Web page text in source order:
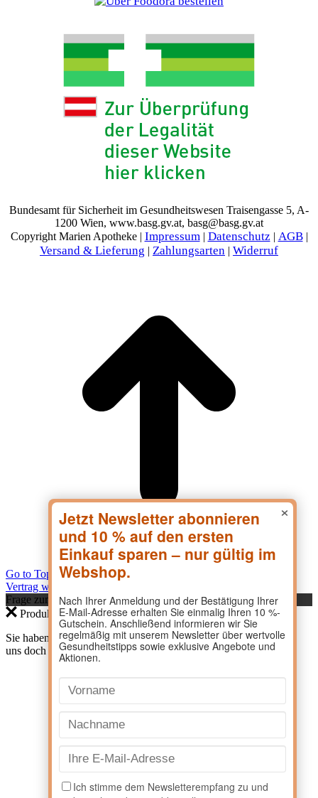
Bundesamt für Sicherheit im Gesundheitswesen Traisengasse 5, A-
1200 Wien, www.basg.gv.at, basg@basg.gv.at
Copyright Marien Apotheke | Impressum| Datenschutz | AGB|
Versand & Lieferung | Zahlungsarten | Widerruf
Go to Top
Vertrag widerrufen
Frage zum Produkt?
Produktanfrage
Sie haben eine Frage zu einem Produkt? Dann kontaktieren Sie
uns doch direkt hier.
×